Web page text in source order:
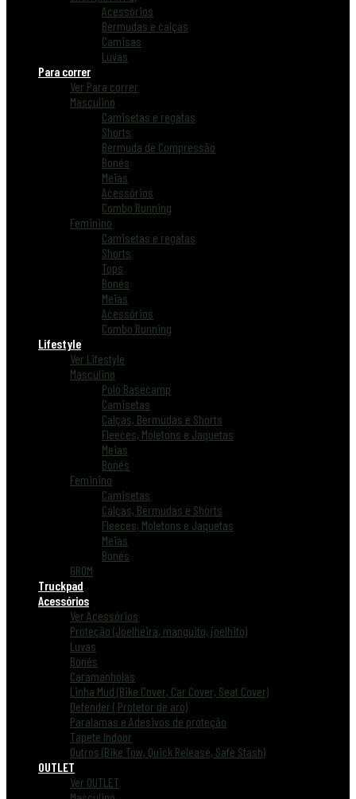
Acessórios
Bermudas e calças
Camisas
Luvas
Para correr
Ver Para correr
Masculino
Camisetas e regatas
Shorts
Bermuda de Compressão
Bonés
Meias
Acessórios
Combo Running
Feminino
Camisetas e regatas
Shorts
Tops
Bonés
Meias
Acessórios
Combo Running
Lifestyle
Ver Lifestyle
Masculino
Polo Basecamp
Camisetas
Calças, Bermudas e Shorts
Fleeces, Moletons e Jaquetas
Meias
Bonés
Feminino
Camisetas
Calças, Bermudas e Shorts
Fleeces, Moletons e Jaquetas
Meias
Bonés
GROM
Truckpad
Acessórios
Ver Acessórios
Proteção (Joelheira, manguito, joelhito)
Luvas
Bonés
Caramanholas
Linha Mud (Bike Cover, Car Cover, Seat Cover)
Defender ( Protetor de aro)
Paralamas e Adesivos de proteção
Tapete Indoor
Outros (Bike Tow, Quick Release, Safe Stash)
OUTLET
Ver OUTLET